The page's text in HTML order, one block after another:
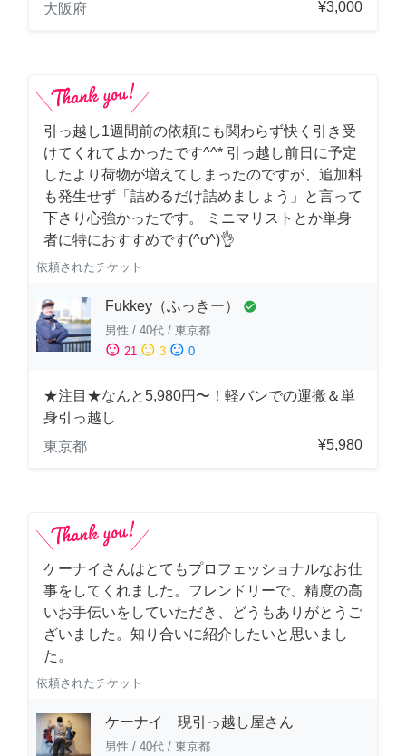
大阪府
¥3,000
引っ越し1週間前の依頼にも関わらず快く引き受
けてくれてよかったです^^* 引っ越し前日に予定
したより荷物が増えてしまったのですが、追加料
も発生せず「詰めるだけ詰めましょう」と言って
下さり心強かったです。 ミニマリストとか単身
者に特におすすめです(^o^)👌
依頼されたチケット
Fukkey（ふっきー） check_circle
男性 / 40代 / 東京都
sentiment_satisfied 21 sentiment_neutral 3 sentiment_dissatisfied 0
★注目★なんと5,980円〜！軽バンでの運搬＆単
身引っ越し
東京都
¥5,980
ケーナイさんはとてもプロフェッショナルなお仕
事をしてくれました。フレンドリーで、精度の高
いお手伝いをしていただき、どうもありがとうご
ざいました。知り合いに紹介したいと思いまし
た。
依頼されたチケット
ケーナイ 現引っ越し屋さん
男性 / 40代 / 東京都